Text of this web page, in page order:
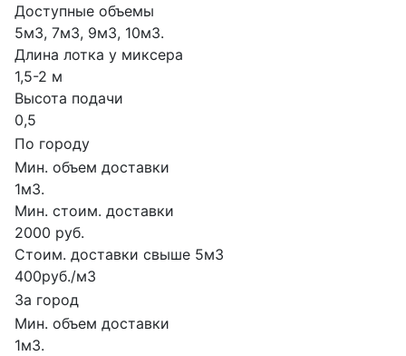
Доступные объемы
5м3, 7м3, 9м3, 10м3.
Длина лотка у миксера
1,5-2 м
Высота подачи
0,5
По городу
Мин. объем доставки
1м3.
Мин. стоим. доставки
2000 руб.
Стоим. доставки свыше 5м3
400руб./м3
За город
Мин. объем доставки
1м3.